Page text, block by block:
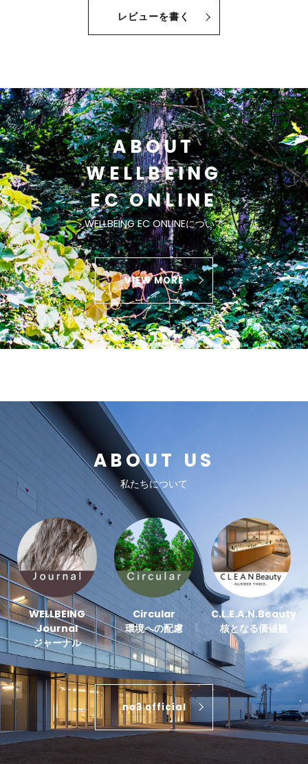
レビューを書く
ABOUT
WELLBEING
EC ONLINE
WELLBEING EC ONLINEについて
VIEW MORE
ABOUT US
私たちについて
WELLBEING
Journal
ジャーナル
Circular
環境への配慮
C.L.E.A.N.Beauty
核となる価値観
no3 official